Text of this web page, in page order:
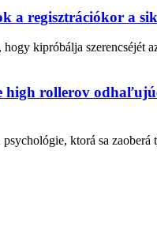
a regisztrációkor a
kipróbálja szerencséjét
rollerov
ktorá sa zaoberá